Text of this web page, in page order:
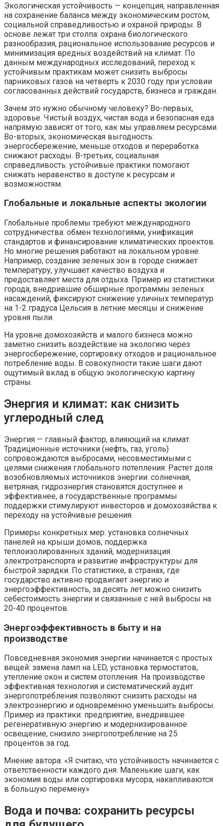
Экологическая устойчивость — концепция, направленная
на сохранение баланса между экономическим ростом,
социальной справедливостью и охраной природы. В
основе лежат три столпа: охрана биологического
разнообразия, рациональное использование ресурсов и
минимизация вредных воздействий на климат. По
данным международных исследований, переход к
устойчивым практикам может снизить выбросы
парниковых газов на четверть к 2030 году при условии
согласованных действий государств, бизнеса и граждан.
Зачем это нужно обычному человеку? Во-первых,
здоровье. Чистый воздух, чистая вода и безопасная еда
напрямую зависят от того, как мы управляем ресурсами.
Во-вторых, экономическая выгодность:
энергосбережение, меньше отходов и переработка
снижают расходы. В-третьих, социальная
справедливость: устойчивые практики помогают
снижать неравенство в доступе к ресурсам и
возможностям.
Глобальные и локальные аспекты экологии
Глобальные проблемы требуют международного
сотрудничества: обмен технологиями, унификация
стандартов и финансирование климатических проектов.
Но многие решения работают на локальном уровне.
Например, создание зеленых зон в городе снижает
температуру, улучшает качество воздуха и
предоставляет места для отдыха. Пример из статистики:
города, внедрившие обширные программы зеленых
насаждений, фиксируют снижение уличных температур
на 1-2 градуса Цельсия в летние месяцы и снижение
уровня пыли.
На уровне домохозяйств и малого бизнеса можно
заметно снизить воздействие на экологию через
энергосбережение, сортировку отходов и рациональное
потребление воды. В совокупности такие шаги дают
ощутимый вклад в общую экологическую картину
страны.
Энергия и климат: как снизить
углеродный след
Энергия — главный фактор, влияющий на климат.
Традиционные источники (нефть, газ, уголь)
сопровождаются выбросами, несовместимыми с
целями снижения глобального потепления. Растет доля
возобновляемых источников энергии: солнечная,
ветряная, гидроэнергия становятся доступнее и
эффективнее, а государственные программы
поддержки стимулируют инвесторов и домохозяйства к
переходу на устойчивые решения.
Примеры конкретных мер: установка солнечных
панелей на крыши домов, поддержка
теплоизолированных зданий, модернизация
электротранспорта и развитие инфраструктуры для
быстрой зарядки. По статистике, в странах, где
государство активно продвигает энергию и
энергоэффективность, за десять лет можно снизить
себестоимость энергии и связанные с ней выбросы на
20-40 процентов.
Энергоэффективность в быту и на
производстве
Повседневная экономия энергии начинается с простых
вещей: замена ламп на LED, установка термостатов,
утепление окон и систем отопления. На производстве
эффективная технология и систематический аудит
энергопотребления позволяют снизить расходы на
электроэнергию и одновременно уменьшить выбросы.
Пример из практики: предприятие, внедрившее
регенеративную энергию и модернизированное
освещение, снизило энергопотребление на 25
процентов за год.
Мнение автора: «Я считаю, что устойчивость начинается с
ответственности каждого дня. Маленькие шаги, как
экономия воды или сортировка мусора, накапливаются
в большую перемену»
Вода и почва: сохранить ресурсы